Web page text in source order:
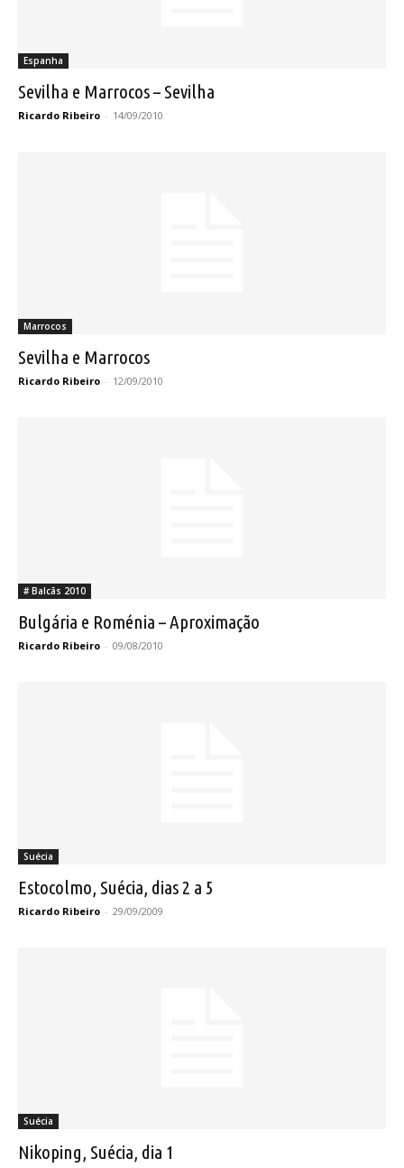
Espanha
Sevilha e Marrocos – Sevilha
Ricardo Ribeiro - 14/09/2010
Marrocos
Sevilha e Marrocos
Ricardo Ribeiro - 12/09/2010
# Balcãs 2010
Bulgária e Roménia – Aproximação
Ricardo Ribeiro - 09/08/2010
Suécia
Estocolmo, Suécia, dias 2 a 5
Ricardo Ribeiro - 29/09/2009
Suécia
Nikoping, Suécia, dia 1